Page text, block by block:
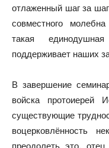
отлаженный шаг за
совместного
такая
поддерживает наших
В завершение
войска протоиерей
существующие
воцерковлённость
преодолеть это,